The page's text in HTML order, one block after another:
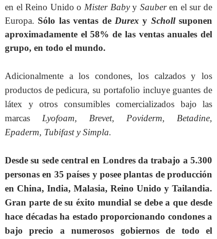
en el Reino Unido o Mister Babyy Sauberen el sur de
Europa. Sólo las ventas de Durex y Schollsuponen
aproximadamente el 58% de las ventas anuales del
grupo, en todo el mundo.
Adicionalmente a los condones, los calzados y los
productos de pedicura, su portafolio incluye guantes de
látex y otros consumibles comercializados bajo las
marcas Lyofoam, Brevet, Poviderm, Betadine,
Epaderm, Tubifast y Simpla.
Desde su sede central en Londres da trabajo a 5.300
personas en 35 países y posee plantas de producción
en China, India, Malasia, Reino Unido y Tailandia.
Gran parte de su éxito mundial se debe a que desde
hace décadas ha estado proporcionando condones a
bajo precio a numerosos gobiernos de todo el